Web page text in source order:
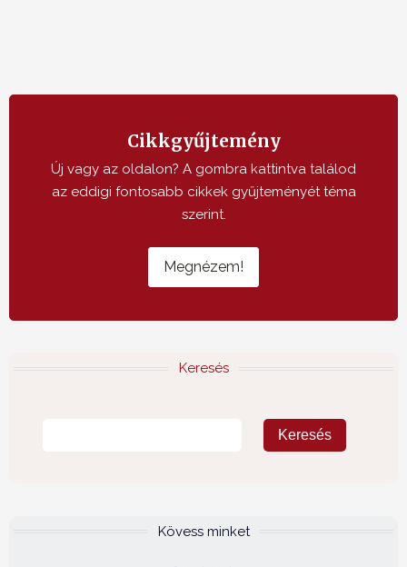
Cikkgyűjtemény
Új vagy az oldalon? A gombra kattintva találod
az eddigi fontosabb cikkek gyűjteményét téma
szerint.
Megnézem!
Keresés
Kövess minket